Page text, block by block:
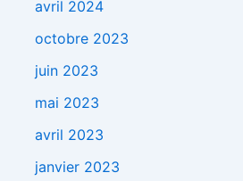
avril 2024
octobre 2023
juin 2023
mai 2023
avril 2023
janvier 2023